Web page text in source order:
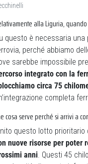
alla Liguria,
questo è necessaria una
perché abbiamo
sarebbe impossibile
integrato con la
circa 75
completa
cosa serve perché si arrivi a
questo lotto prioritario
nuove risorse per poter
anni . Questi 45